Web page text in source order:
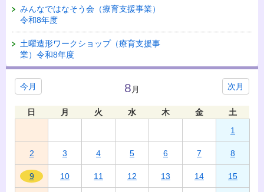
みんなではなそう会（療育支援事業）
令和8年度
土曜造形ワークショップ（療育支援事
業）令和8年度
今月 次月
8月
日 月 火 水 木 金
土
1
2 3 4 5 6 7 8
9 10 11 12 13 14 15